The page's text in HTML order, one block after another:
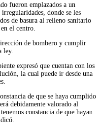
fueron emplazados a un
donde se les
de basura al relleno sanitario
el centro.
de bombero y cumplir
ley.
expresó que cuentan con los
la cual puede ir desde una
de que se haya cumplido
debidamente valorado al
constancia de que hayan